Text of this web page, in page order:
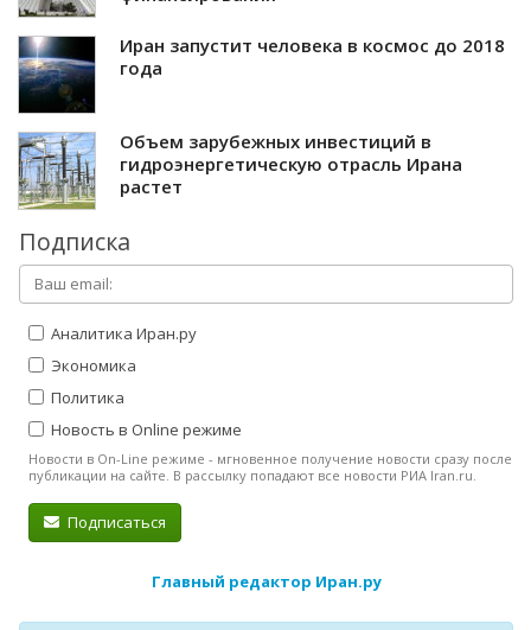
Иран запустит человека в космос до 2018
года
Объем зарубежных инвестиций в
гидроэнергетическую отрасль Ирана
растет
Подписка
Аналитика Иран.ру
Экономика
Политика
Новость в Online режиме
Новости в On-Line режиме - мгновенное получение новости сразу после
публикации на сайте. В рассылку попадают все новости РИА Iran.ru.
Подписаться
Главный редактор Иран.ру